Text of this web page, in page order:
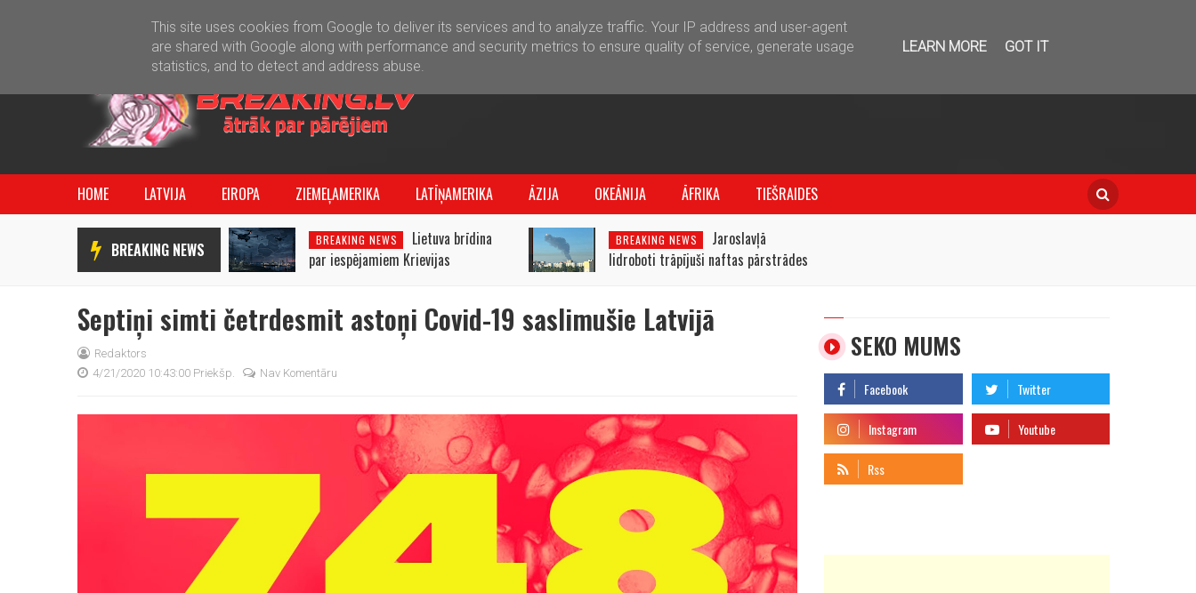
HOME LATVIJA EIROPA ZIEMEĻAMERIKA LATĪŅAMERIKA ĀZIJA OKEĀNIJA ĀFRIKA TIEŠRAIDES
BREAKING NEWS BREAKING NEWS
Lietuva brīdina
par iespējamiem Krievijas
BREAKING NEWS
Jaroslavļā
lidroboti trāpījuši naftas pārstrādes
Septiņi simti četrdesmit astoņi Covid-19 saslimušie Latvijā
Redaktors
4/21/2020 10:43:00 Priekšp.
Nav Komentāru
SEKO MUMS
This site uses cookies from Google to deliver its services and to analyze traffic. Your IP address and user-agent
are shared with Google along with performance and security metrics to ensure quality of service, generate usage
statistics, and to detect and address abuse.
LEARN MORE GOT IT